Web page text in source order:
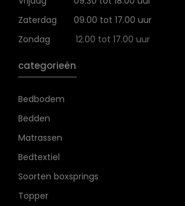
Zaterdag
09.00 tot 17.00 uur
Zondag
12.00 tot 17.00 uur
categorieën
Bedbodem
Bedden
Matrassen
Bedtextiel
Soorten boxsprings
Topper